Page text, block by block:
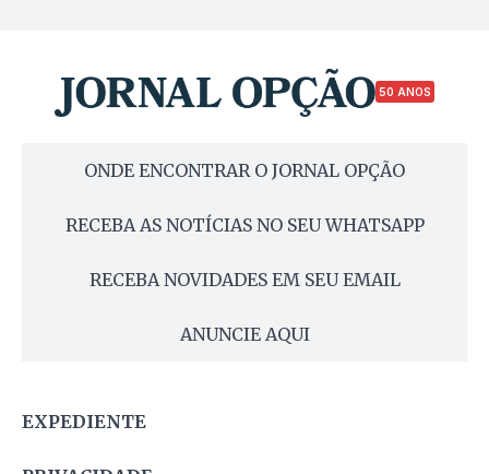
50 ANOS
ONDE ENCONTRAR O JORNAL OPÇÃO
RECEBA AS NOTÍCIAS NO SEU WHATSAPP
RECEBA NOVIDADES EM SEU EMAIL
ANUNCIE AQUI
EXPEDIENTE